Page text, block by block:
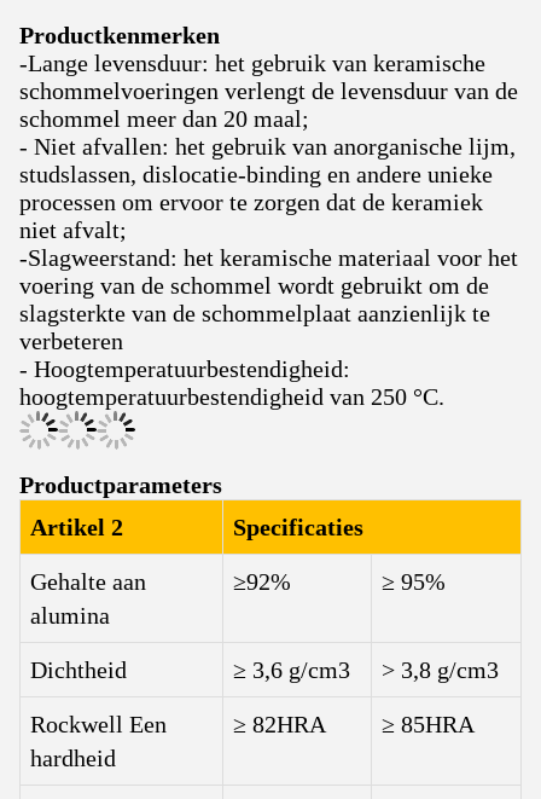
Productkenmerken
-Lange levensduur: het gebruik van keramische
schommelvoeringen verlengt de levensduur van de
schommel meer dan 20 maal;
- Niet afvallen: het gebruik van anorganische lijm,
studslassen, dislocatie-binding en andere unieke
processen om ervoor te zorgen dat de keramiek
niet afvalt;
-Slagweerstand: het keramische materiaal voor het
voering van de schommel wordt gebruikt om de
slagsterkte van de schommelplaat aanzienlijk te
verbeteren
- Hoogtemperatuurbestendigheid:
hoogtemperatuurbestendigheid van 250 °C.
Productparameters
Artikel 2
Specificaties
Gehalte aan
alumina
≥92% ≥ 95%
Dichtheid ≥ 3,6 g/cm3 > 3,8 g/cm3
Rockwell Een
hardheid
≥ 82HRA ≥ 85HRA